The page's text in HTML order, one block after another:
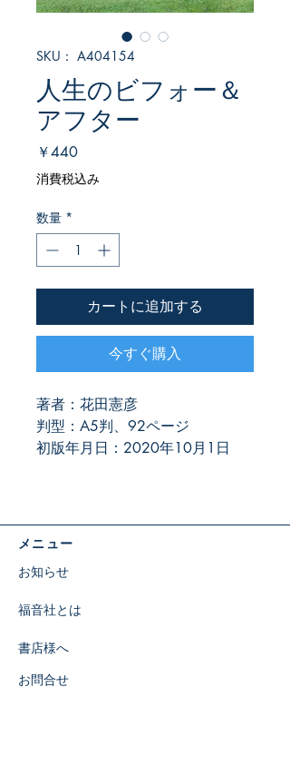
SKU： A404154
人生のビフォー＆
アフター
￥440価
格
消費税込み
数量 *
カートに追加する
今すぐ購入
著者：花田憲彦
判型：A5判、92ページ
初版年月日：2020年10月1日
メニュー
お知らせ
福音社とは
書店様へ
お問合せ